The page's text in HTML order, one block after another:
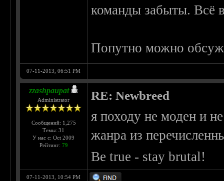
команды забыты. Всё
Попутно можно
07-11-2013, 06:51 PM
zzashpaupat
Administrator
Сообщений: 1,275
Темы: 31
У нас с: Oct 2009
Рейтинг: 79
RE: Newbreed
я походу не моден и
жанра из
Be true - stay brutal!
07-11-2013, 10:54 PM